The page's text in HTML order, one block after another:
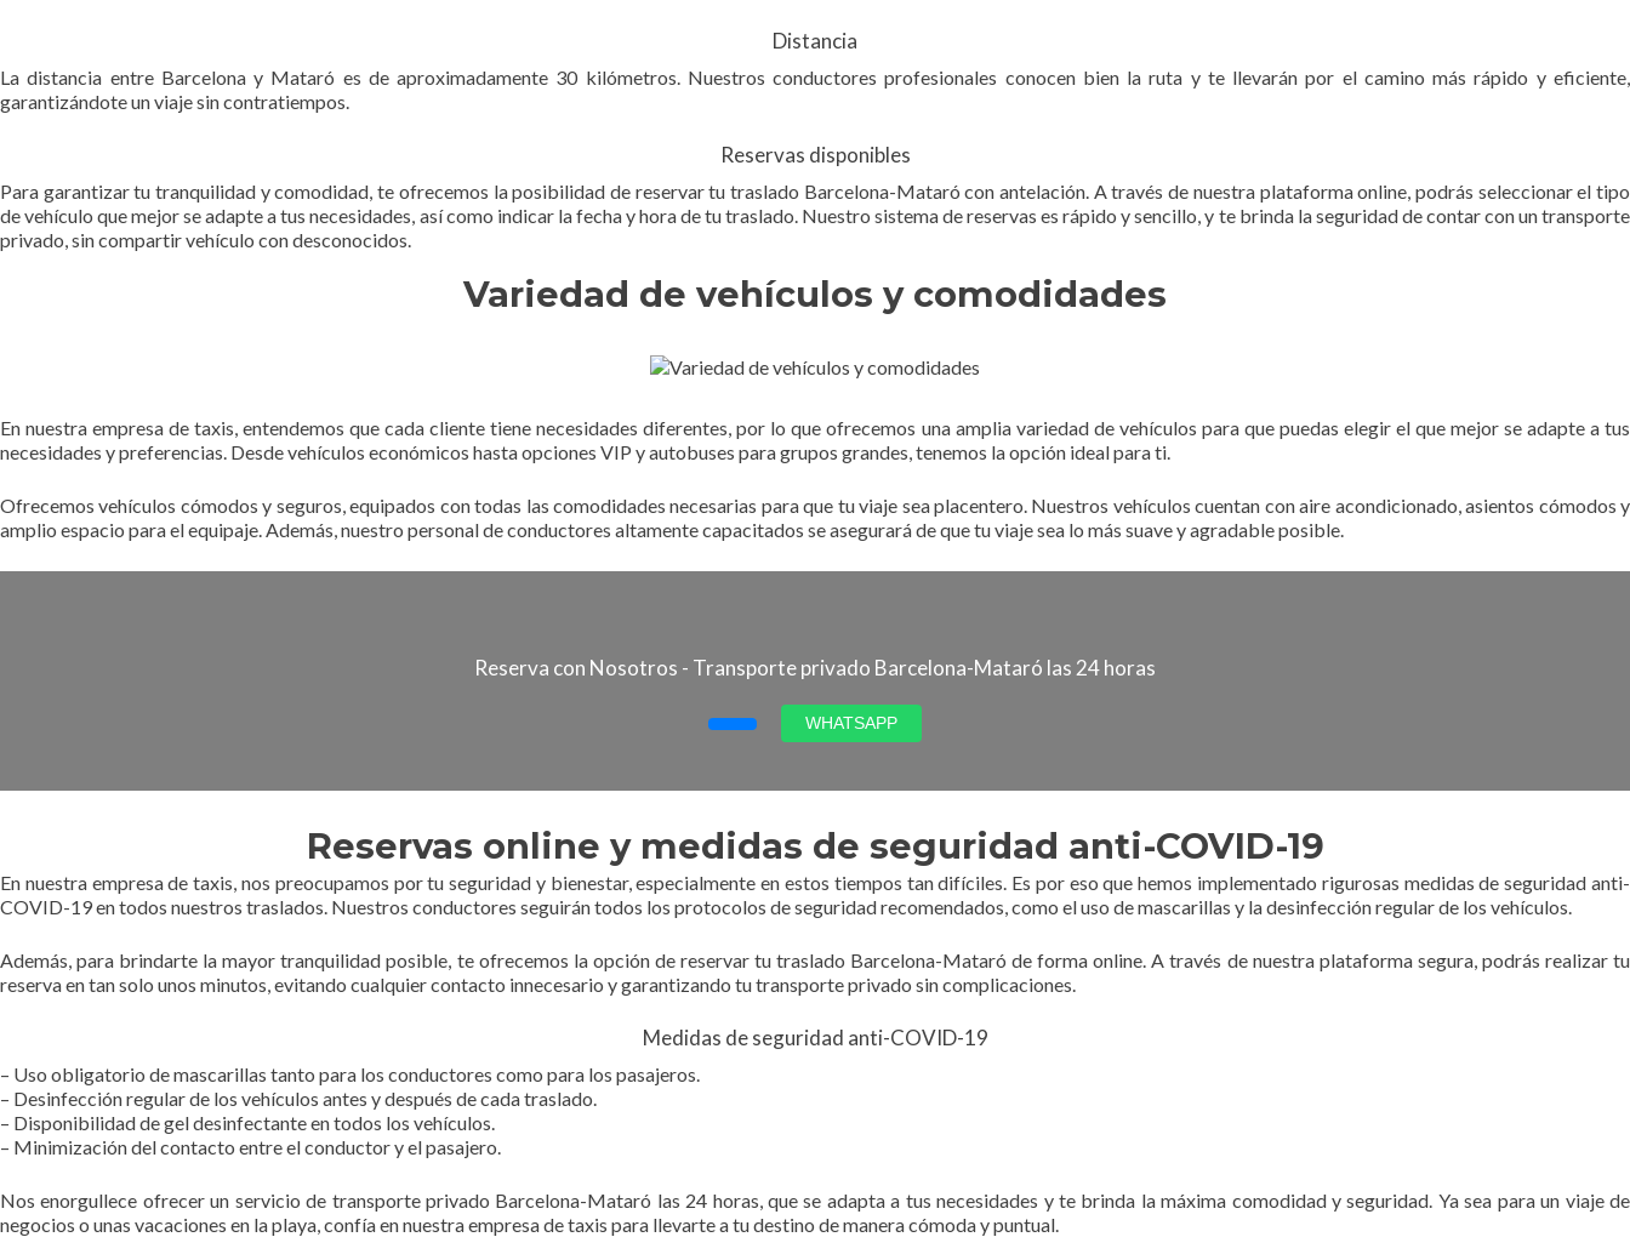
Distancia
La distancia entre Barcelona y Mataró es de aproximadamente 30 kilómetros. Nuestros conductores profesionales conocen bien la ruta y te llevarán por el camino más rápido y eficiente,
garantizándote un viaje sin contratiempos.
Reservas disponibles
Para garantizar tu tranquilidad y comodidad, te ofrecemos la posibilidad de reservar tu traslado Barcelona-Mataró con antelación. A través de nuestra plataforma online, podrás seleccionar el tipo
de vehículo que mejor se adapte a tus necesidades, así como indicar la fecha y hora de tu traslado. Nuestro sistema de reservas es rápido y sencillo, y te brinda la seguridad de contar con un transporte
privado, sin compartir vehículo con desconocidos.
Variedad de vehículos y comodidades
En nuestra empresa de taxis, entendemos que cada cliente tiene necesidades diferentes, por lo que ofrecemos una amplia variedad de vehículos para que puedas elegir el que mejor se adapte a tus
necesidades y preferencias. Desde vehículos económicos hasta opciones VIP y autobuses para grupos grandes, tenemos la opción ideal para ti.
Ofrecemos vehículos cómodos y seguros, equipados con todas las comodidades necesarias para que tu viaje sea placentero. Nuestros vehículos cuentan con aire acondicionado, asientos cómodos y
amplio espacio para el equipaje. Además, nuestro personal de conductores altamente capacitados se asegurará de que tu viaje sea lo más suave y agradable posible.
Reserva con Nosotros - Transporte privado Barcelona-Mataró las 24 horas
WHATSAPP
Reservas online y medidas de seguridad anti-COVID-19
En nuestra empresa de taxis, nos preocupamos por tu seguridad y bienestar, especialmente en estos tiempos tan difíciles. Es por eso que hemos implementado rigurosas medidas de seguridad anti-
COVID-19 en todos nuestros traslados. Nuestros conductores seguirán todos los protocolos de seguridad recomendados, como el uso de mascarillas y la desinfección regular de los vehículos.
Además, para brindarte la mayor tranquilidad posible, te ofrecemos la opción de reservar tu traslado Barcelona-Mataró de forma online. A través de nuestra plataforma segura, podrás realizar tu
reserva en tan solo unos minutos, evitando cualquier contacto innecesario y garantizando tu transporte privado sin complicaciones.
Medidas de seguridad anti-COVID-19
– Uso obligatorio de mascarillas tanto para los conductores como para los pasajeros.
– Desinfección regular de los vehículos antes y después de cada traslado.
– Disponibilidad de gel desinfectante en todos los vehículos.
– Minimización del contacto entre el conductor y el pasajero.
Nos enorgullece ofrecer un servicio de transporte privado Barcelona-Mataró las 24 horas, que se adapta a tus necesidades y te brinda la máxima comodidad y seguridad. Ya sea para un viaje de
negocios o unas vacaciones en la playa, confía en nuestra empresa de taxis para llevarte a tu destino de manera cómoda y puntual.